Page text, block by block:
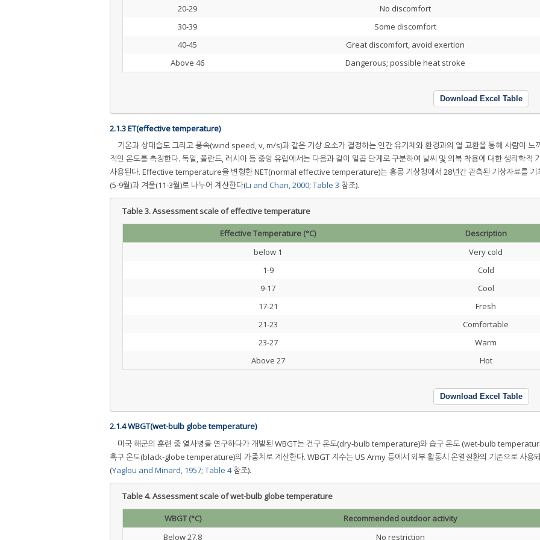
20-29
No discomfort
30-39
Some discomfort
40-45
Great discomfort, avoid exertion
Above 46
Dangerous; possible heat stroke
Download Excel Table
2.1.3 ET(effective temperature)
기온과 상대습도 그리고 풍속(wind speed, v, m/s)과 같은 기상 요소가 결정하는 인간 유기체와 환경과의 열 교환을 통해 사람이 느
적인 온도를 측정한다. 독일, 폴란드, 러시아 등 중앙 유럽에서는 다음과 같이 일곱 단계로 구분하여 날씨 및 의복 착용에 대한 생리학적
사용된다. Effective temperature을 변형한 NET(normal effective temperature)는 홍콩 기상청에서 28년간 관측된 기상자료를 기
(5-9월)과 겨울(11-3월)로 나누어 계산한다(Li and Chan, 2000; Table 3 참조).
Table 3.Assessment scale of effective temperature
Effective Temperature (°C)
Description
below 1
Very cold
1-9
Cold
9-17
Cool
17-21
Fresh
21-23
Comfortable
23-27
Warm
Above 27
Hot
Download Excel Table
2.1.4 WBGT(wet-bulb globe temperature)
미국 해군의 훈련 중 열사병을 연구하다가 개발된 WBGT는 건구 온도(dry-bulb temperature)와 습구 온도 (wet-bulb
흑구 온도(black-globe temperature)의 가중치로 계산한다. WBGT 지수는 US Army 등에서 외부 활동시 온열질환의 기준으로 사용
(Yaglou and Minard, 1957; Table 4참조).
Table 4.Assessment scale of wet-bulb globe temperature
WBGT (°C)
Recommended outdoor activity
Below 27.8
No restriction